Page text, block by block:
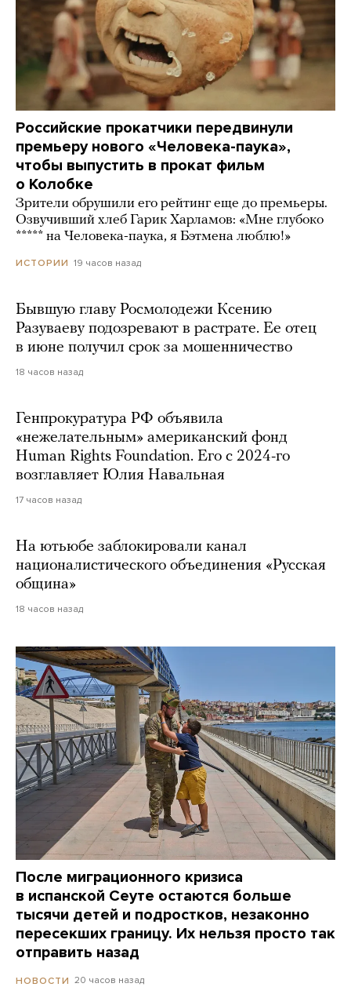
Российские прокатчики передвинули
премьеру нового «Человека-паука»,
чтобы выпустить в прокат фильм
о Колобке
Зрители обрушили его рейтинг еще до премьеры.
Озвучивший хлеб Гарик Харламов: «Мне глубоко
***** на Человека-паука, я Бэтмена люблю!»
ИСТОРИИ 19 часов назад
Бывшую главу Росмолодежи Ксению
Разуваеву подозревают в растрате. Ее отец
в июне получил срок за мошенничество
18 часов назад
Генпрокуратура РФ объявила
«нежелательным» американский фонд
Human Rights Foundation. Его с 2024-го
возглавляет Юлия Навальная
17 часов назад
На ютьюбе заблокировали канал
националистического объединения «Русская
община»
18 часов назад
После миграционного кризиса
в испанской Сеуте остаются больше
тысячи детей и подростков, незаконно
пересекших границу. Их нельзя просто так
отправить назад
НОВОСТИ 20 часов назад